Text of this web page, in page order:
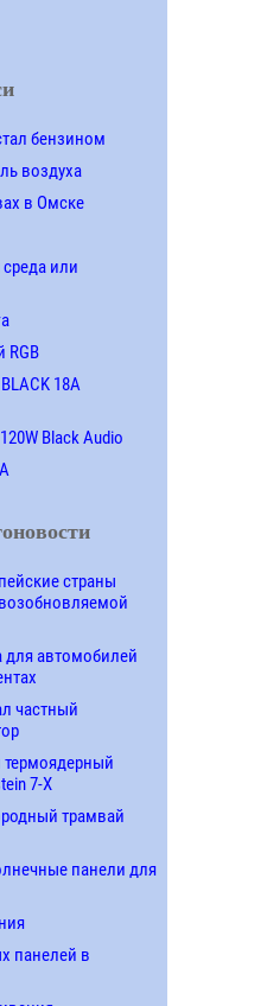
бензином
воздуха
в Омске
или
RGB
18A
Black Audio
страны
для автомобилей
частный
7-X
трамвай
панели для
панелей в